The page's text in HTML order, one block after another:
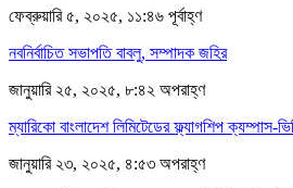
ফেব্রুয়ারি ৫, ২০২৫, ১১:৪৬ পূর্বাহ্ণ
নবনির্বাচিত সভাপতি বাবলু, সম্পাদক জহির
জানুয়ারি ২৫, ২০২৫, ৮:৪২ অপরাহ্ণ
ম্যারিকো বাংলাদেশ লিমিটেডের ফ্ল্যাগশিপ
জানুয়ারি ২৩, ২০২৫, ৪:৫৩ অপরাহ্ণ